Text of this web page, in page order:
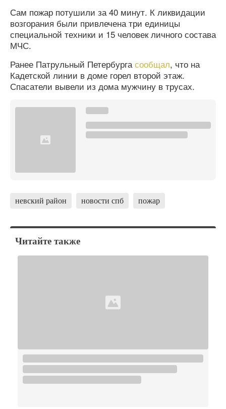
Сам пожар потушили за 40 минут. К ликвидации
возгорания были привлечена три единицы
специальной техники и 15 человек личного состава
МЧС.
Ранее Патрульный Петербургасообщал, что на
Кадетской линии в доме горел второй этаж.
Спасатели вывели из дома мужчину в трусах.
невский район новости спб пожар
Читайте также